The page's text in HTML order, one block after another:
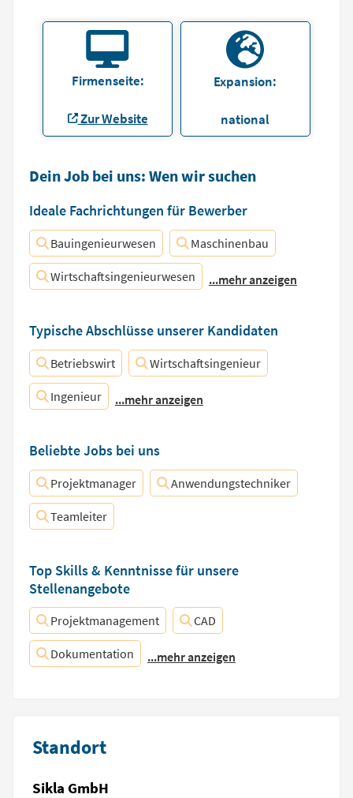
Firmenseite:
Zur Website
Expansion:
national
Dein Job bei uns: Wen wir suchen
Ideale Fachrichtungen für Bewerber
Bauingenieurwesen Maschinenbau
Wirtschaftsingenieurwesen ...mehr anzeigen
Typische Abschlüsse unserer Kandidaten
Betriebswirt Wirtschaftsingenieur
Ingenieur ...mehr anzeigen
Beliebte Jobs bei uns
Projektmanager Anwendungstechniker
Teamleiter
Top Skills & Kenntnisse für unsere
Stellenangebote
Projektmanagement CAD
Dokumentation ...mehr anzeigen
Standort
Sikla GmbH